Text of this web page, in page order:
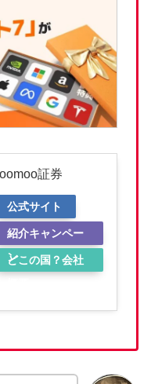
証券
公式サイト
紹介キャンペー
ン
どこの国？会社